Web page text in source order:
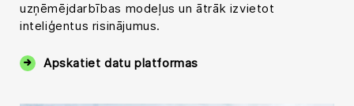
uzņēmējdarbības modeļus un ātrāk izvietot
inteliģentus risinājumus.
Apskatiet datu platformas